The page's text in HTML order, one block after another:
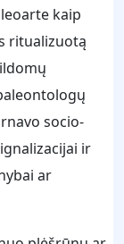
kaip
ritualizuotą
socio-
ir
ar